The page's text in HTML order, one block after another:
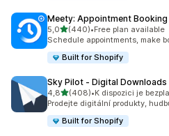
Meety: Appointment Booking
5,0z 5 hvězd
(440)
Celkový počet recenzí: 440
•Free plan available
Schedule appointments, make
Built for Shopify
Sky Pilot ‑ Digital Downloads
4,8z 5 hvězd
(408)
Celkový počet recenzí: 408
•K dispozici je
Prodejte digitální produkty,
Built for Shopify